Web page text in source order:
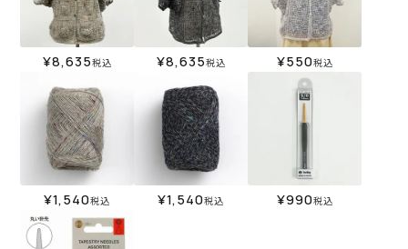
¥8,635税込 ¥8,635税込 ¥550税込
¥1,540税込 ¥1,540税込 ¥990税込